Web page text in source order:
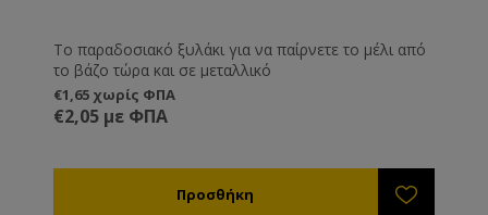
Το παραδοσιακό ξυλάκι για να παίρνετε το μέλι από
το βάζο τώρα και σε μεταλλικό
€1,65 χωρίς ΦΠΑ
€2,05 με ΦΠΑ